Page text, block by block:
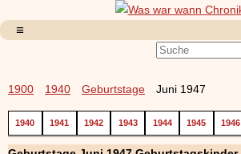
1900 1940 Geburtstage Juni 1947
1940 1941 1942 1943 1944 1945 1946